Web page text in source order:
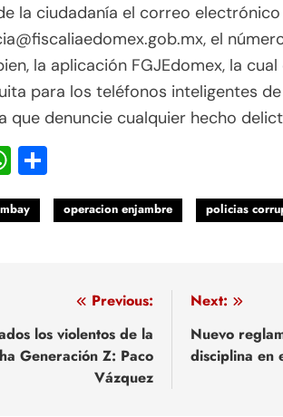
la ciudadanía el correo electrónico
el
la aplicación FGJEdomex, la
para los teléfonos inteligentes
que denuncie cualquier hecho
WhatsApp
operacion enjambre policias
Previous:
los violentos de la
Generación Z: Paco
Vázquez
Next:
Nuevo
disciplina en